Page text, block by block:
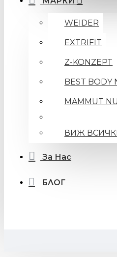
WEIDER
EXTRIFIT
Z-KONZEPT
BEST BODY
MAMMUT
ВИЖ
За Нас
БЛОГ